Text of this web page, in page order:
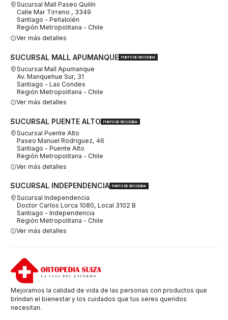
Sucursal Mall Paseo Quilín
Calle Mar Tirreno , 3349
Santiago - Peñalolén
Región Metropolitana - Chile
Ver más detalles
SUCURSAL MALL APUMANQUE PUNTO DE RECOGIDA
Sucursal Mall Apumanque
Av. Manquehue Sur, 31
Santiago - Las Condes
Región Metropolitana - Chile
Ver más detalles
SUCURSAL PUENTE ALTO PUNTO DE RECOGIDA
Sucursal Puente Alto
Paseo Manuel Rodriguez, 46
Santiago - Puente Alto
Región Metropolitana - Chile
Ver más detalles
SUCURSAL INDEPENDENCIA PUNTO DE RECOGIDA
Sucursal Independencia
Doctor Carlos Lorca 1080, Local 3102 B
Santiago - Independencia
Región Metropolitana - Chile
Ver más detalles
Mejoramos la calidad de vida de las personas con productos que
brindan el bienestar y los cuidados que tus seres queridos
necesitan.